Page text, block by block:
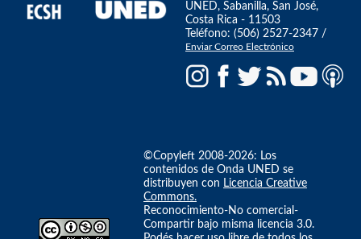
UNED, Sabanilla, San José,
Costa Rica - 11503
Teléfono: (506) 2527-2347 /
Enviar Correo Electrónico
©Copyleft 2008-2026: Los
contenidos de Onda UNED se
distribuyen con Licencia Creative
Commons.
Reconocimiento-No comercial-
Compartir bajo misma licencia 3.0.